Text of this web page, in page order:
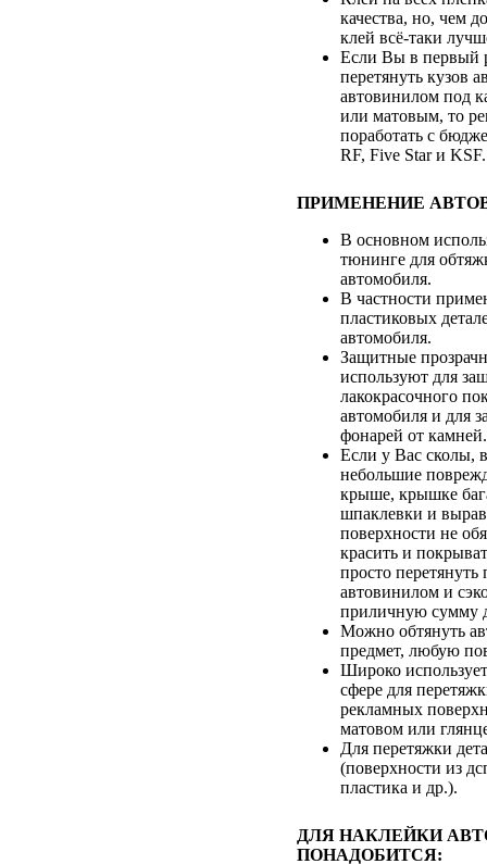
качества, но, чем
клей всё-таки
Если Вы в первый
перетянуть кузов
автовинилом под
или матовым, то
поработать с
RF, Five Star и KSF.
ПРИМЕНЕНИЕ
В основном
тюнинге для
автомобиля.
В частности
пластиковых
автомобиля.
Защитные
используют для
лакокрасочного
автомобиля и для
фонарей от камней.
Если у Вас сколы,
небольшие
крыше, крышке
шпаклевки и
поверхности не
красить и
просто перетянуть
автовинилом и
приличную сумму
Можно обтянуть
предмет, любую
Широко
сфере для
рекламных
матовом или
Для перетяжки
(поверхности из
пластика и др.).
ДЛЯ НАКЛЕЙКИ
ПОНАДОБИТСЯ: